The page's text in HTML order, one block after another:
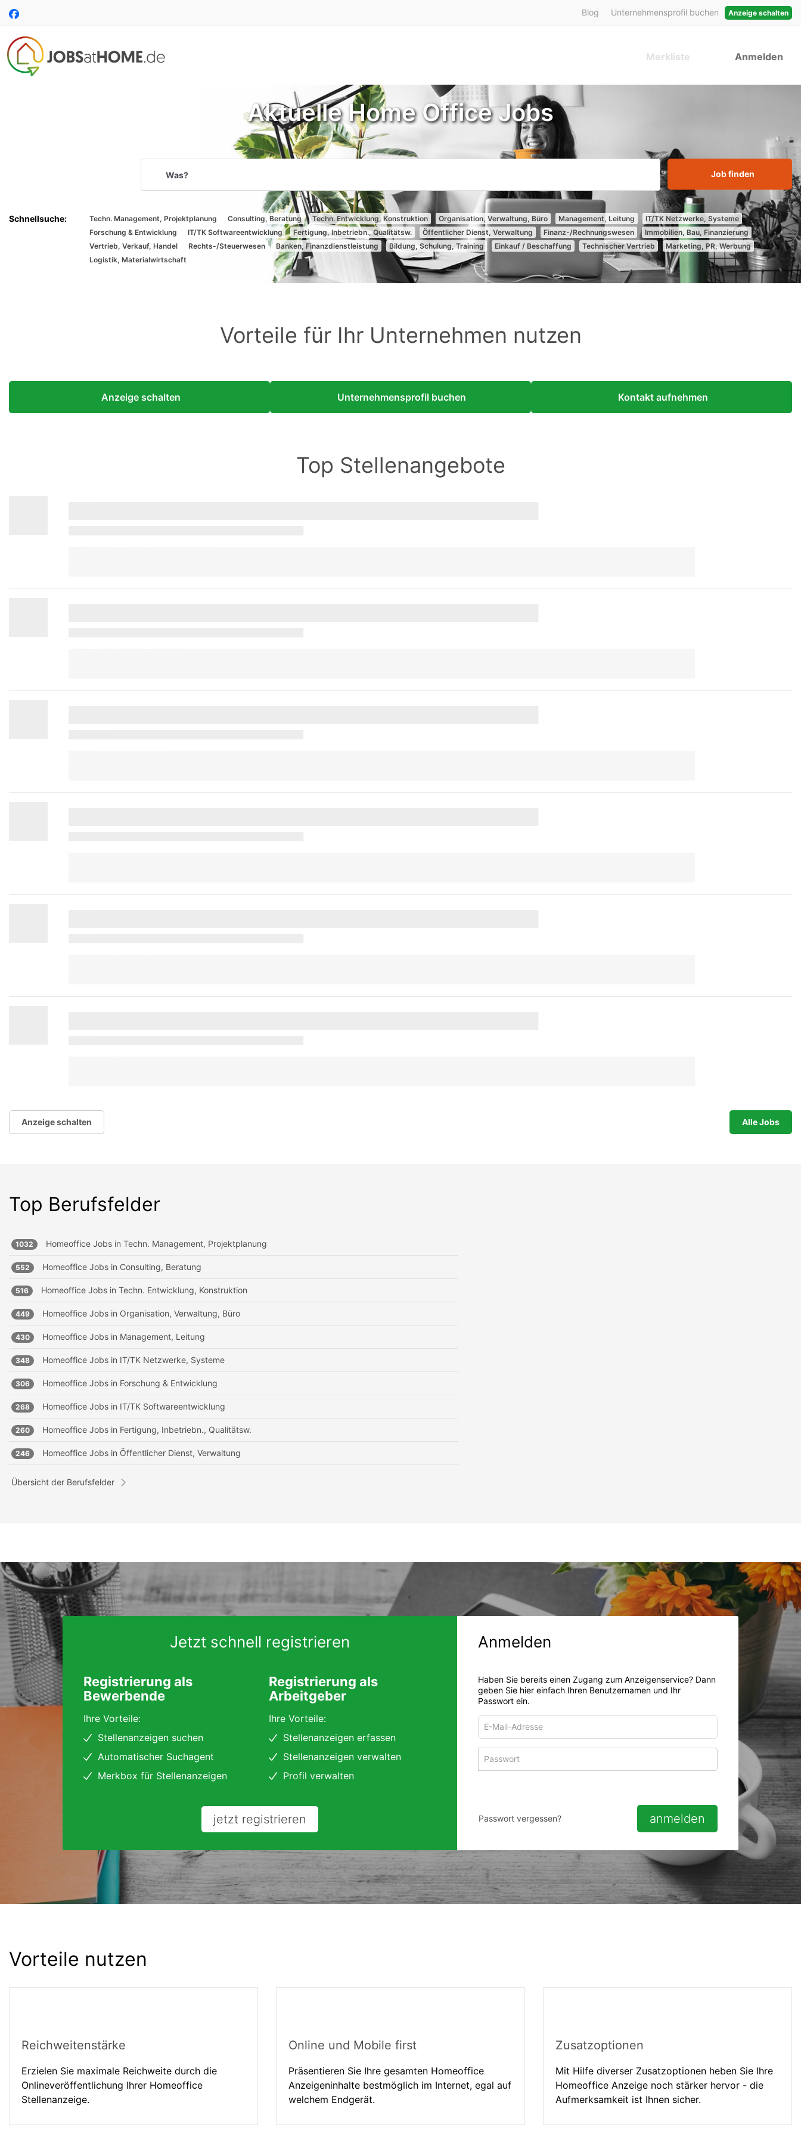
Accessibility
Modus
zur
Navigation
zum
Auf
folgen
Anzeige schalten
Blog Unternehmensprofil buchen
Anmelden
Merkliste
Aktuelle Home Office Jobs
Suche
per
Spracheingabe
Job finden
Techn. Management, Projektplanung Consulting, Beratung Techn. Entwicklung, Konstruktion Organisation, Verwaltung, Büro Management, Leitung
IT/TK Netzwerke, Systeme
Forschung & Entwicklung
IT/TK Softwareentwicklung Fertigung, Inbetriebn., Qualitätsw. Öffentlicher Dienst, Verwaltung Finanz-/Rechnungswesen
Immobilien, Bau, Finanzierung
Vertrieb, Verkauf, Handel
Rechts-/Steuerwesen Banken, Finanzdienstleistung Bildung, Schulung, Training Einkauf / Beschaffung Technischer Vertrieb
Marketing, PR, Werbung
Logistik, Materialwirtschaft
Vorteile für Ihr Unternehmen nutzen
Anzeige schalten Unternehmensprofil buchen Kontakt aufnehmen
Top Stellenangebote
Anzeige schalten Alle Jobs
Top Berufsfelder
1032 Homeoffice Jobs in Techn. Management, Projektplanung
552 Homeoffice Jobs in Consulting, Beratung
516 Homeoffice Jobs in Techn. Entwicklung, Konstruktion
449 Homeoffice Jobs in Organisation, Verwaltung, Büro
430 Homeoffice Jobs in Management, Leitung
348 Homeoffice Jobs in IT/TK Netzwerke, Systeme
306 Homeoffice Jobs in Forschung & Entwicklung
268 Homeoffice Jobs in IT/TK Softwareentwicklung
260 Homeoffice Jobs in Fertigung, Inbetriebn., Qualitätsw.
246 Homeoffice Jobs in Öffentlicher Dienst, Verwaltung
Übersicht der Berufsfelder
Jetzt schnell registrieren
Registrierung als
Bewerbende
Ihre Vorteile:
Stellenanzeigen suchen
Automatischer Suchagent
Merkbox für Stellenanzeigen
Registrierung als
Arbeitgeber
Ihre Vorteile:
Stellenanzeigen erfassen
Stellenanzeigen verwalten
Profil verwalten
jetzt registrieren
Anmelden
Haben Sie bereits einen Zugang zum Anzeigenservice? Dann
geben Sie hier einfach Ihren Benutzernamen und Ihr
Passwort ein.
Adresse
zum
Anmelden
Passwort anzeigen
anmelden
Passwort vergessen?
Vorteile nutzen
Reichweitenstärke
Erzielen Sie maximale Reichweite durch die
Onlineveröffentlichung Ihrer Homeoffice
Stellenanzeige.
Online und Mobile first
Präsentieren Sie Ihre gesamten Homeoffice
Anzeigeninhalte bestmöglich im Internet, egal auf
welchem Endgerät.
Zusatzoptionen
Mit Hilfe diverser Zusatzoptionen heben Sie Ihre
Homeoffice Anzeige noch stärker hervor - die
Aufmerksamkeit ist Ihnen sicher.